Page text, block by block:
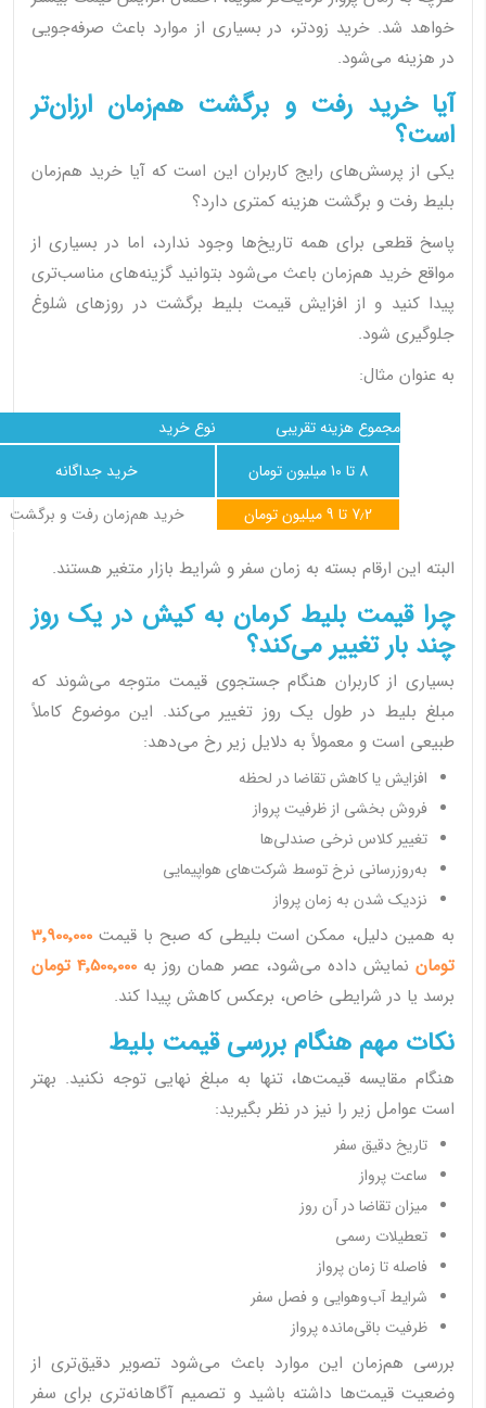
خواهد شد. خرید زودتر، در بسیاری از موارد باعث صرفه‌جویی
در هزینه می‌شود.
آیا خرید رفت و برگشت هم‌زمان ارزان‌تر
است؟
یکی از پرسش‌های رایج کاربران این است که آیا خرید هم‌زمان
بلیط رفت و برگشت هزینه کمتری دارد؟
پاسخ قطعی برای همه تاریخ‌ها وجود ندارد، اما در بسیاری از
مواقع خرید هم‌زمان باعث می‌شود بتوانید گزینه‌های مناسب‌تری
پیدا کنید و از افزایش قیمت بلیط برگشت در روزهای شلوغ
جلوگیری شود.
به عنوان مثال:
نوع خرید
مجموع هزینه تقریبی
خرید جداگانه
8 تا 10 میلیون تومان
خرید هم‌زمان رفت و برگشت
7٫2 تا 9 میلیون تومان
البته این ارقام بسته به زمان سفر و شرایط بازار متغیر هستند.
چرا قیمت بلیط کرمان به کیش در یک روز
چند بار تغییر می‌کند؟
بسیاری از کاربران هنگام جستجوی قیمت متوجه می‌شوند که
مبلغ بلیط در طول یک روز تغییر می‌کند. این موضوع کاملاً
طبیعی است و معمولاً به دلایل زیر رخ می‌دهد:
افزایش یا کاهش تقاضا در لحظه
فروش بخشی از ظرفیت پرواز
تغییر کلاس نرخی صندلی‌ها
به‌روزرسانی نرخ توسط شرکت‌های هواپیمایی
نزدیک شدن به زمان پرواز
به همین دلیل، ممکن است بلیطی که صبح با قیمت 3٬900٬000
توماننمایش داده می‌شود، عصر همان روز به 4٬500٬000 تومان
برسد یا در شرایطی خاص، برعکس کاهش پیدا کند.
نکات مهم هنگام بررسی قیمت بلیط
هنگام مقایسه قیمت‌ها، تنها به مبلغ نهایی توجه نکنید. بهتر
است عوامل زیر را نیز در نظر بگیرید:
تاریخ دقیق سفر
ساعت پرواز
میزان تقاضا در آن روز
تعطیلات رسمی
فاصله تا زمان پرواز
شرایط آب‌وهوایی و فصل سفر
ظرفیت باقی‌مانده پرواز
بررسی هم‌زمان این موارد باعث می‌شود تصویر دقیق‌تری از
وضعیت قیمت‌ها داشته باشید و تصمیم آگاهانه‌تری برای سفر